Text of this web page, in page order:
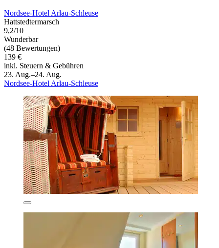
Nordsee-Hotel Arlau-Schleuse
Hattstedtermarsch
9,2/10
Wunderbar
(48 Bewertungen)
139 €
inkl. Steuern & Gebühren
23. Aug.–24. Aug.
Nordsee-Hotel Arlau-Schleuse